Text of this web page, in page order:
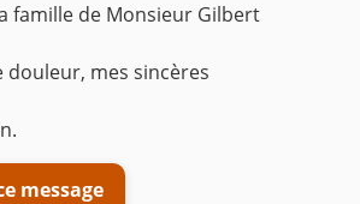
famille de Monsieur Gilbert
douleur, mes sincères
message